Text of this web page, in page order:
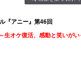
『アニー』第46回
生オケ復活、感動と笑いが